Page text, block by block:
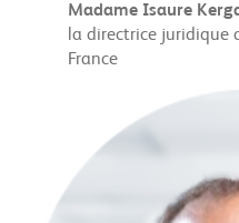
Madame Isaure
la directrice juridique
France